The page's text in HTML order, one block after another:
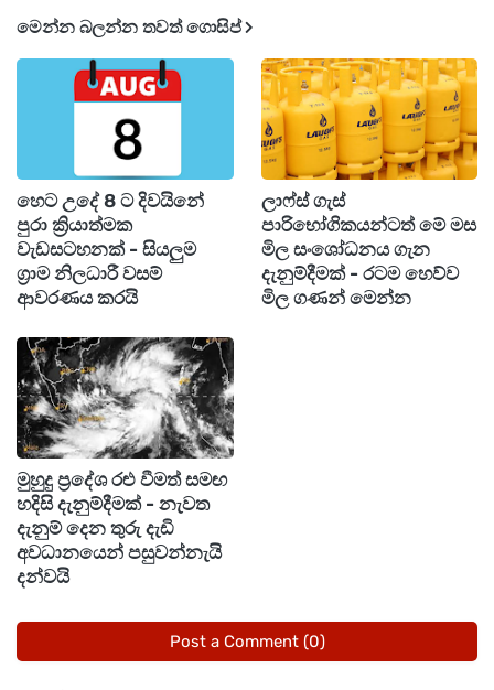
තියෙනවා.
කාලගුණ වාර්තාවලට අනුව අද (11) දිනය පුරාමත්
දිවයිනේ බොහෝ ප්‍රදේශවලට පවතින්නේ වියළි
කාලගුණික තත්ත්වයක්.
ඒ කියන්නේ හෙටත් රස්නයෙන් ලොකු සහනයක්
බලාපොරොත්තු වෙන්න අමාරුයි.
හැබැයි මේ රස්නයෙන් හෙම්බත් වෙලා ඉන්න අයට
පොඩි බලාපොරොත්තුවක් තියාගන්න පුළුවන්
ආරංචියකුත් මේ අතරේ තියෙනවා.
කාලගුණවිද්‍යා දෙපාර්තමේන්තුව පවසන විදිහට, මේ
පවතින වියළි කාලගුණික තත්ත්වයේ යම් වෙනසක්
හෙට 12 වනදා සිට බලාපොරොත්තු වෙන්න පුළුවන්.
බොහෝ දුරට එදින සිට වැසි සහිත තත්ත්වයක් හෝ
මෙන්න බලන්න තවත් ගොසිප්
හෙට උදේ 8 ට දිවයිනේ
පුරා ක්‍රියාත්මක
වැඩසටහනක් - සියලුම
ග්‍රාම නිලධාරී වසම්
ආවරණය කරයි
ලාෆ්ස් ගැස්
පාරිභෝගිකයන්ටත් මේ මස
මිල සංශෝධනය ගැන
දැනුම්දීමක් - රටම හෙව්ව
මිල ගණන් මෙන්න
මුහුදු ප්‍රදේශ රළු වීමත් සමඟ
හදිසි දැනුම්දීමක් - නැවත
දැනුම් දෙන තුරු දැඩි
අවධානයෙන් පසුවන්නැයි
දන්වයි
Post a Comment (0)